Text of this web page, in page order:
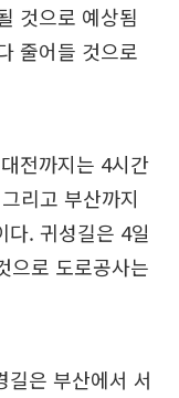
것으로 예상됨
줄어들 것으로
전까지는 4시간
리고 부산까지
. 귀성길은 4일
으로 도로공사는
은 부산에서 서